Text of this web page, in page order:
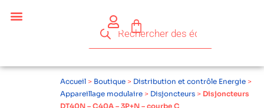
Accueil > Boutique > Distribution et contrôle Energie >
Appareillage modulaire > Disjoncteurs > Disjoncteurs
DT40N – C40A – 3P+N – courbe C